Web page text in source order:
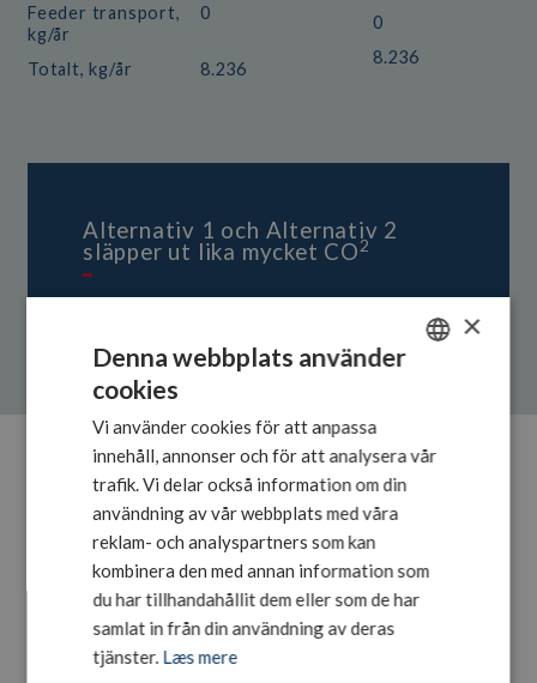
Feeder transport,
kg/år
0
Totalt, kg/år 8.236
0
8.236
Alternativ 1 och Alternativ 2
släpper ut lika mycket CO2
Hur man använder CO2-kalkylatorn:
Ange antalet årliga containertransporter som CO2-
utsläppen ska beräknas på
Välj leveransdepå, d.v.s. den danska eller tyska
hamnen där containrarna hämtas med lastbil
×
Denna webbplats använder
cookies
Vi använder cookies för att anpassa
innehåll, annonser och för att analysera vår
trafik. Vi delar också information om din
användning av vår webbplats med våra
reklam- och analyspartners som kan
kombinera den med annan information som
du har tillhandahållit dem eller som de har
samlat in från din användning av deras
tjänster. Læs mere